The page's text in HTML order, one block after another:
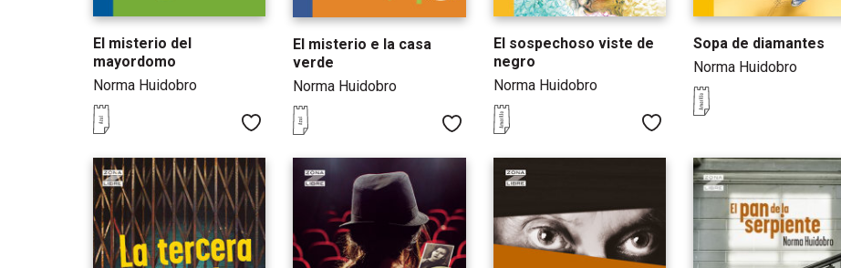
El misterio del
mayordomo
Norma Huidobro
Me gusta
El misterio e la casa
verde
Norma Huidobro
Me gusta
El sospechoso viste de
negro
Norma Huidobro
Sopa de diamantes
Norma Huidobro